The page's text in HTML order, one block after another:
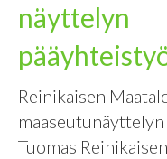
näyttelyn
Reinikaisen
Tuomas